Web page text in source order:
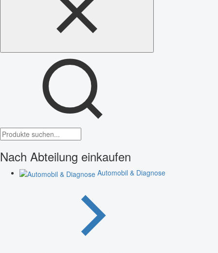
Nach Abteilung einkaufen
Automobil & Diagnose